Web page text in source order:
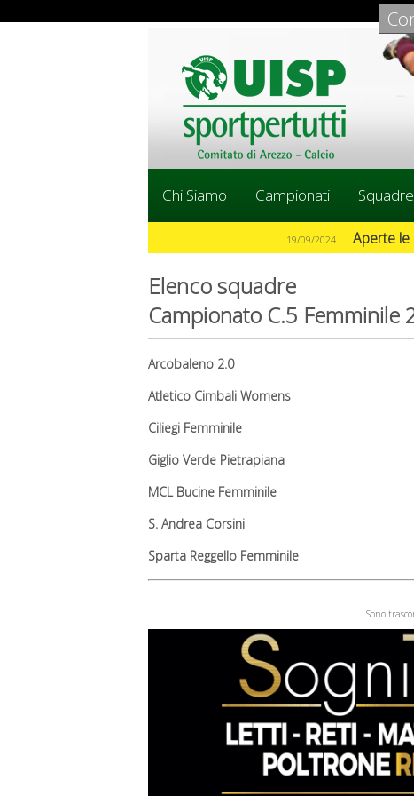
Chi Siamo Campionati Squadre
SCARICA GRATIS L' APPLICAZIONE UISP AREZZO !
Elenco squadre
Campionato C.5
Arcobaleno 2.0
Atletico Cimbali Womens
Ciliegi Femminile
Giglio Verde Pietrapiana
MCL Bucine Femminile
S. Andrea Corsini
Sparta Reggello Femminile
Sono